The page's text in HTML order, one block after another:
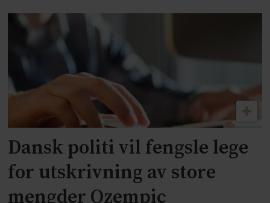
Dansk politi vil fengsle lege
for utskrivning av store
mengder Ozempic